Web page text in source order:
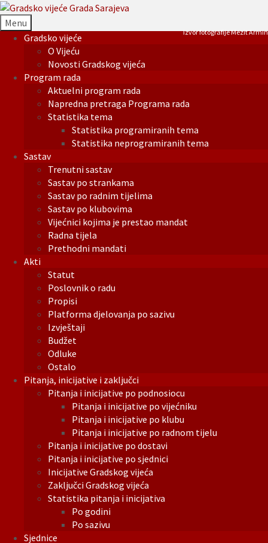
Menu
Gradsko vijeće
O Vijeću
Novosti Gradskog vijeća
Program rada
Aktuelni program rada
Napredna pretraga Programa rada
Statistika tema
Statistika programiranih tema
Statistika neprogramiranih tema
Sastav
Trenutni sastav
Sastav po strankama
Sastav po radnim tijelima
Sastav po klubovima
Vijećnici kojima je prestao mandat
Radna tijela
Prethodni mandati
Akti
Statut
Poslovnik o radu
Propisi
Platforma djelovanja po sazivu
Izvještaji
Budžet
Odluke
Ostalo
Pitanja, inicijative i zaključci
Pitanja i inicijative po podnosiocu
Pitanja i inicijative po vijećniku
Pitanja i inicijative po klubu
Pitanja i inicijative po radnom tijelu
Pitanja i inicijative po dostavi
Pitanja i inicijative po sjednici
Inicijative Gradskog vijeća
Zaključci Gradskog vijeća
Statistika pitanja i inicijativa
Po godini
Po sazivu
Sjednice
Izvor fotografije Mezit Armin